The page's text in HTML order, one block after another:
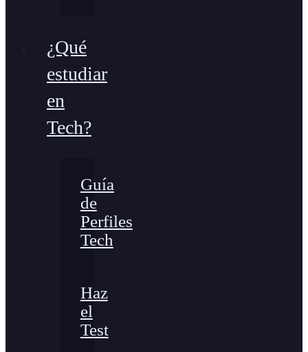
¿Qué
estudiar
en
Tech?
Guía
de
Perfiles
Tech
Haz
el
Test